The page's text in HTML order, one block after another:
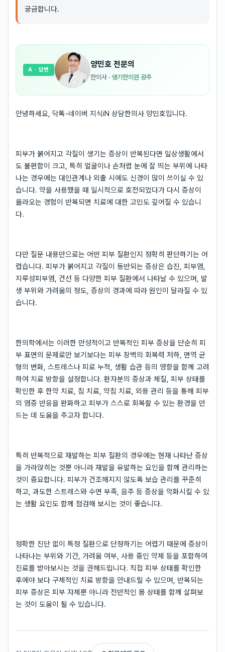
궁금합니다.
양민호 전문의
한의사 · 생기한의원 광주
A · 답변
안녕하세요, 닥톡-네이버 지식iN 상담한의사 양민호입니다.
피부가 붉어지고 각질이 생기는 증상이 반복된다면 일상생활에서
도 불편함이 크고, 특히 얼굴이나 손처럼 눈에 잘 띄는 부위에 나타
나는 경우에는 대인관계나 외출 시에도 신경이 많이 쓰이실 수 있
습니다. 약을 사용했을 때 일시적으로 호전되었다가 다시 증상이
올라오는 경험이 반복되면 치료에 대한 고민도 깊어질 수 있습니
다.
다만 질문 내용만으로는 어떤 피부 질환인지 정확히 판단하기는 어
렵습니다. 피부가 붉어지고 각질이 동반되는 증상은 습진, 피부염,
지루성피부염, 건선 등 다양한 피부 질환에서 나타날 수 있으며, 발
생 부위와 가려움의 정도, 증상의 경과에 따라 원인이 달라질 수 있
습니다.
한의학에서는 이러한 만성적이고 반복적인 피부 증상을 단순히 피
부 표면의 문제로만 보기보다는 피부 장벽의 회복력 저하, 면역 균
형의 변화, 스트레스나 피로 누적, 생활 습관 등의 영향을 함께 고려
하여 치료 방향을 설정합니다. 환자분의 증상과 체질, 피부 상태를
확인한 후 한약 치료, 침 치료, 약침 치료, 외용 관리 등을 통해 피부
의 염증 반응을 완화하고 피부가 스스로 회복할 수 있는 환경을 만
드는 데 도움을 주고자 합니다.
특히 반복적으로 재발하는 피부 질환의 경우에는 현재 나타난 증상
을 가라앉히는 것뿐 아니라 재발을 유발하는 요인을 함께 관리하는
것이 중요합니다. 피부가 건조해지지 않도록 보습 관리를 꾸준히
하고, 과도한 스트레스와 수면 부족, 음주 등 증상을 악화시킬 수 있
는 생활 요인도 함께 점검해 보시는 것이 좋습니다.
정확한 진단 없이 특정 질환으로 단정하기는 어렵기 때문에 증상이
나타나는 부위와 기간, 가려움 여부, 사용 중인 약제 등을 포함하여
진료를 받아보시는 것을 권해드립니다. 직접 피부 상태를 확인한
후에야 보다 구체적인 치료 방향을 안내드릴 수 있으며, 반복되는
피부 증상은 피부 자체뿐 아니라 전반적인 몸 상태를 함께 살펴보
는 것이 도움이 될 수 있습니다.